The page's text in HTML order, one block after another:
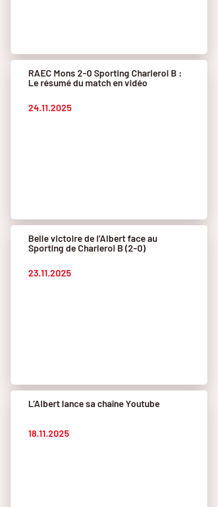
RAEC Mons 2-0 Sporting Charleroi B :
Le résumé du match en vidéo
24.11.2025
Belle victoire de l’Albert face au
Sporting de Charleroi B (2-0)
23.11.2025
L’Albert lance sa chaîne Youtube
18.11.2025